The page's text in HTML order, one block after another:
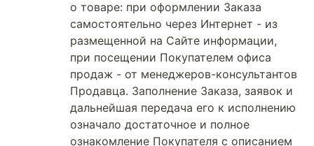
о товаре: при оформлении Заказа
самостоятельно через Интернет - из
размещенной на Сайте информации,
при посещении Покупателем офиса
продаж - от менеджеров-консультантов
Продавца. Заполнение Заказа, заявок и
дальнейшая передача его к исполнению
означало достаточное и полное
ознакомление Покупателя с описанием